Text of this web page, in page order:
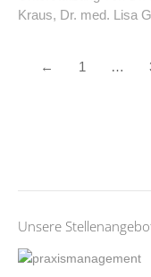
Kraus, Dr. med. Lisa
← 1 …
Unsere